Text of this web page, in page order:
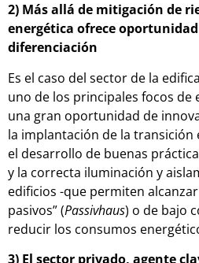
2) Más allá de mitigación de
energética ofrece
diferenciación
Es el caso del sector de la
uno de los principales focos de
una gran oportunidad de
la implantación de la transición
el desarrollo de buenas
y la correcta iluminación y
edificios -que permiten
pasivos” (Passivhaus) o de bajo
reducir los consumos
3) El sector privado, agente